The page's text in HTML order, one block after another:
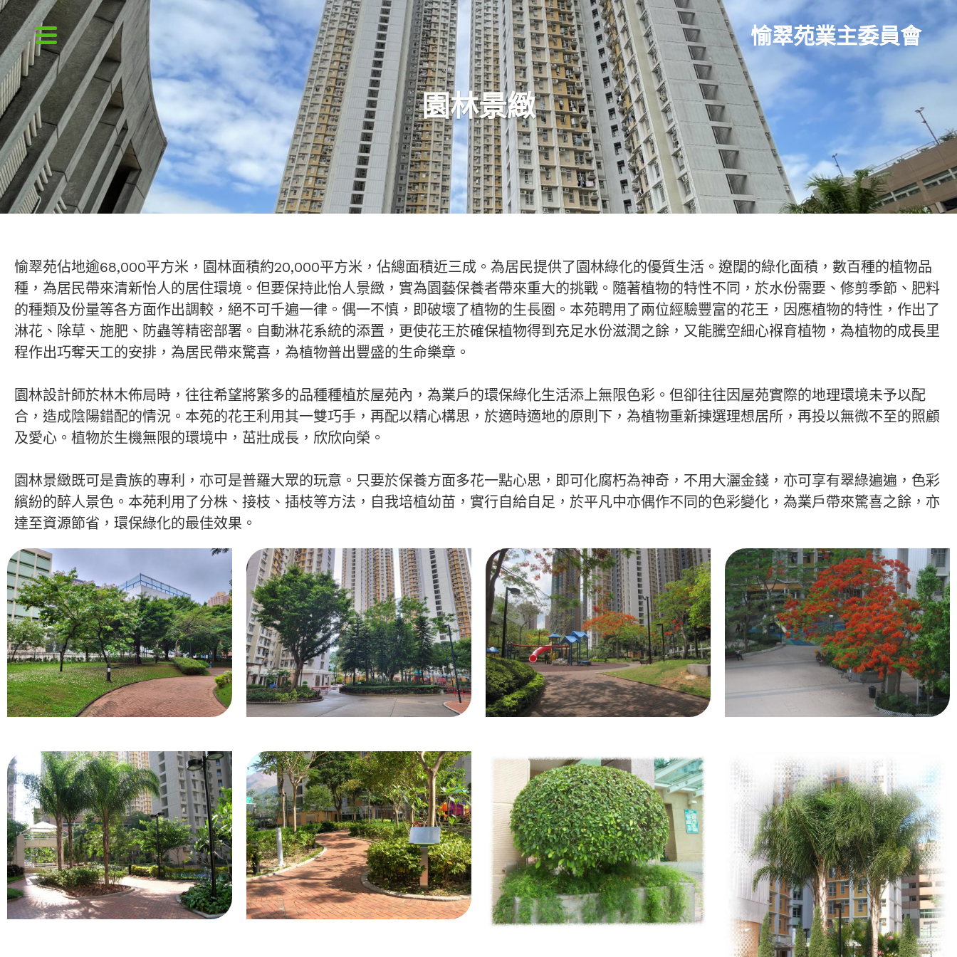
愉翠苑業主委員會
園林景緻
愉翠苑佔地逾68,000平方米，園林面積約20,000平方米，佔總面積近三成。為居民提供了園林綠化的優質生活。遼闊的綠化面積，數百種的植物品
種，為居民帶來清新怡人的居住環境。但要保持此怡人景緻，實為園藝保養者帶來重大的挑戰。隨著植物的特性不同，於水份需要、修剪季節、肥料
的種類及份量等各方面作出調較，絕不可千遍一律。偶一不慎，即破壞了植物的生長圈。本苑聘用了兩位經驗豐富的花王，因應植物的特性，作出了
淋花、除草、施肥、防蟲等精密部署。自動淋花系統的添置，更使花王於確保植物得到充足水份滋潤之餘，又能騰空細心褓育植物，為植物的成長里
程作出巧奪天工的安排，為居民帶來驚喜，為植物普出豐盛的生命樂章。
園林設計師於林木佈局時，往往希望將繁多的品種種植於屋苑內，為業戶的環保綠化生活添上無限色彩。但卻往往因屋苑實際的地理環境未予以配
合，造成陰陽錯配的情況。本苑的花王利用其一雙巧手，再配以精心構思，於適時適地的原則下，為植物重新揀選理想居所，再投以無微不至的照顧
及愛心。植物於生機無限的環境中，茁壯成長，欣欣向榮。
園林景緻既可是貴族的專利，亦可是普羅大眾的玩意。只要於保養方面多花一點心思，即可化腐朽為神奇，不用大灑金錢，亦可享有翠綠遍遍，色彩
繽紛的醉人景色。本苑利用了分株、接枝、插枝等方法，自我培植幼苗，實行自給自足，於平凡中亦偶作不同的色彩變化，為業戶帶來驚喜之餘，亦
達至資源節省，環保綠化的最佳效果。